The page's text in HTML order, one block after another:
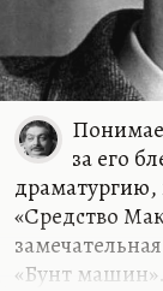
за его
драматургию,
«Средство
«Бунт